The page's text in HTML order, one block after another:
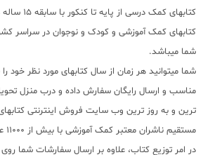
کتابهای کمک
کتابهای کمک آموزشی و کودک و نوجوان در سراسر
شما میباشد.
شما میتوانید هر زمان از سال کتابهای مورد نظر خود
مناسب و ارسال رایگان سفارش داده و درب منزل
ترین و به روز ترین وب سایت فروش اینترنتی
در امر توزیع کتاب، علاوه بر ارسال سفارشات شما